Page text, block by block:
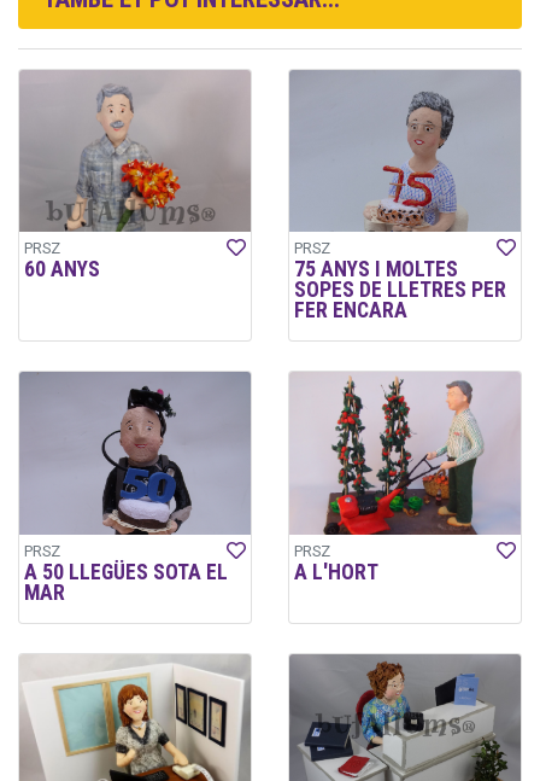
PRSZ
60 ANYS
PRSZ
75 ANYS I MOLTES
SOPES DE LLETRES PER
FER ENCARA
PRSZ
A 50 LLEGÜES SOTA EL
MAR
PRSZ
A L'HORT